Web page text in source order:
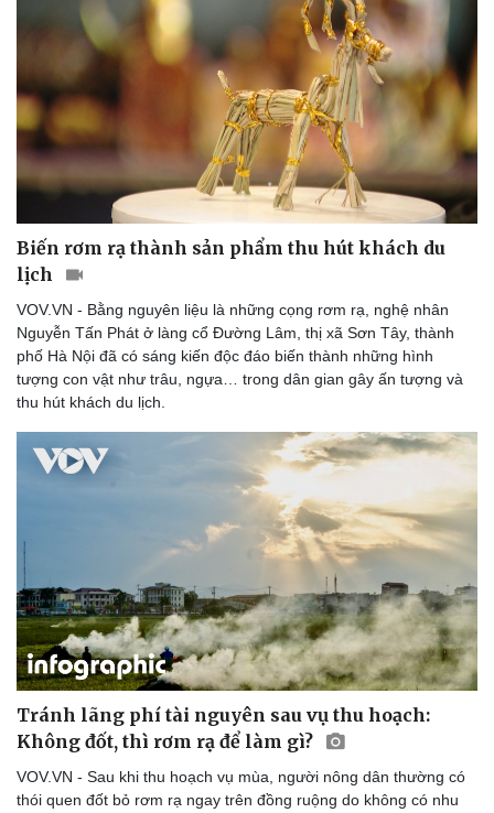
Sân khấu - Điện ảnh
Văn học
Âm nhạc
Di sản
Giải trí
Thời trang
Biến rơm rạ thành sản phẩm thu hút khách du
lịch
VOV.VN - Bằng nguyên liệu là những cọng rơm rạ, nghệ nhân
Nguyễn Tấn Phát ở làng cổ Đường Lâm, thị xã Sơn Tây, thành
phố Hà Nội đã có sáng kiến độc đáo biến thành những hình
tượng con vật như trâu, ngựa… trong dân gian gây ấn tượng và
thu hút khách du lịch.
Tránh lãng phí tài nguyên sau vụ thu hoạch:
Không đốt, thì rơm rạ để làm gì?
VOV.VN - Sau khi thu hoạch vụ mùa, người nông dân thường có
thói quen đốt bỏ rơm rạ ngay trên đồng ruộng do không có nhu